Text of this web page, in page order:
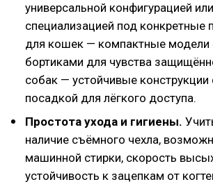
универсальной конфигурацией или
специализацией под конкретные
для кошек — компактные модели
бортиками для чувства
собак — устойчивые конструкции
посадкой для лёгкого доступа.
Простота ухода и гигиены.
наличие съёмного чехла,
машинной стирки, скорость
устойчивость к зацепкам от